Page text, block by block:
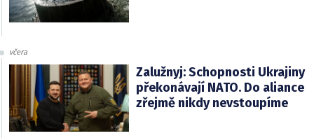
včera
Zalužnyj: Schopnosti Ukrajiny
překonávají NATO. Do aliance
zřejmě nikdy nevstoupíme